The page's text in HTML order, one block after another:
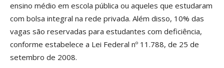
ensino médio em escola pública ou aqueles que estudaram
com bolsa integral na rede privada. Além disso, 10% das
vagas são reservadas para estudantes com deficiência,
conforme estabelece a Lei Federal nº 11.788, de 25 de
setembro de 2008.